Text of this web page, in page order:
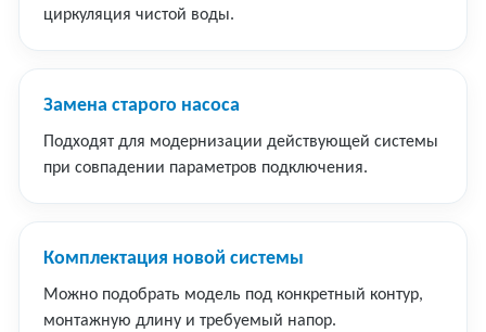
циркуляция чистой воды.
Замена старого насоса
Подходят для модернизации действующей системы
при совпадении параметров подключения.
Комплектация новой системы
Можно подобрать модель под конкретный контур,
монтажную длину и требуемый напор.